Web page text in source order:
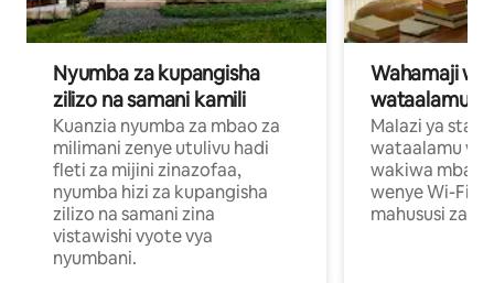
Nyumba za kupangisha
zilizo na samani kamili
Kuanzia nyumba za mbao za
milimani zenye utulivu hadi
fleti za mijini zinazofaa,
nyumba hizi za kupangisha
zilizo na samani zina
vistawishi vyote vya
nyumbani.
Wahamaji
wataalamu
Malazi ya
wataalamu
wakiwa mbali
wenye Wi-Fi
mahususi za